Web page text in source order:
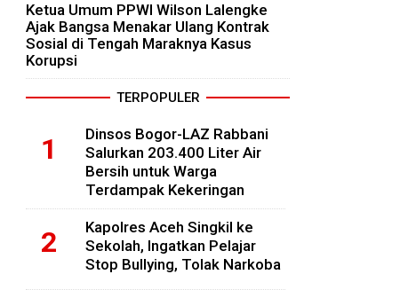
Ketua Umum PPWI Wilson Lalengke
Ajak Bangsa Menakar Ulang Kontrak
Sosial di Tengah Maraknya Kasus
Korupsi
TERPOPULER
Dinsos Bogor-LAZ Rabbani
Salurkan 203.400 Liter Air
Bersih untuk Warga
Terdampak Kekeringan
Kapolres Aceh Singkil ke
Sekolah, Ingatkan Pelajar
Stop Bullying, Tolak Narkoba